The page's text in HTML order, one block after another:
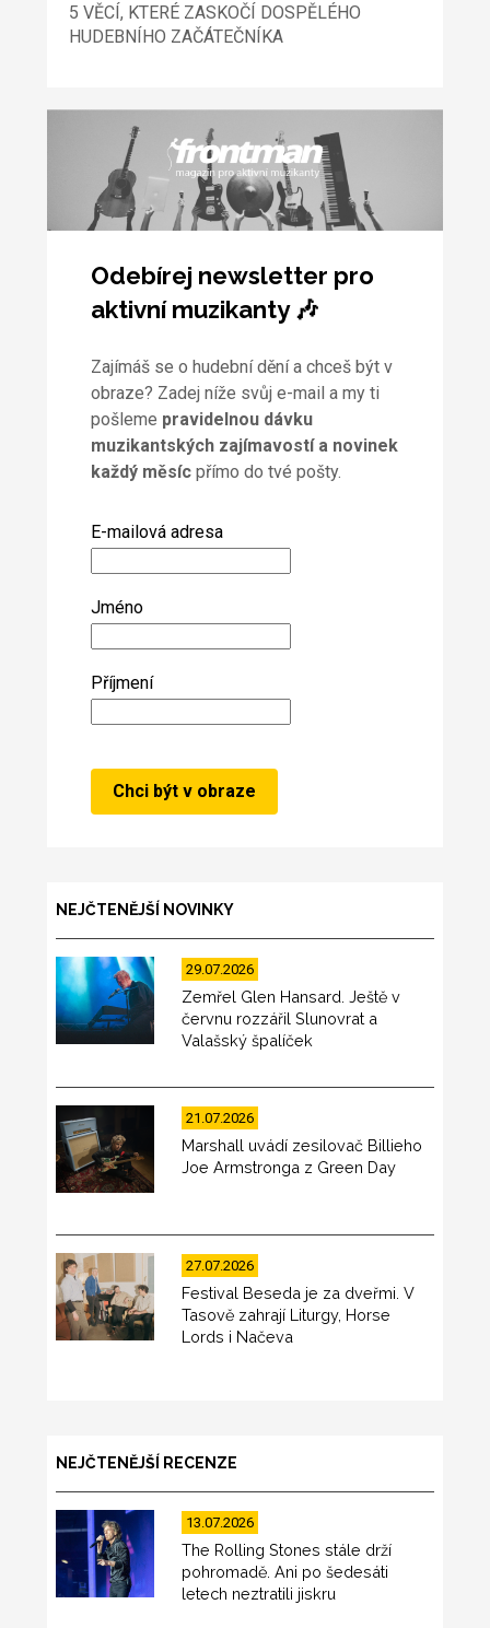
5 VĚCÍ, KTERÉ ZASKOČÍ DOSPĚLÉHO
HUDEBNÍHO ZAČÁTEČNÍKA
Odebírej newsletter pro
aktivní muzikanty 🎶
Zajímáš se o hudební dění a chceš být v
obraze? Zadej níže svůj e-mail a my ti
pošleme pravidelnou dávku
muzikantských zajímavostí a novinek
každý měsícpřímo do tvé pošty.
E-mailová adresa
Jméno
Příjmení
NEJČTENĚJŠÍ NOVINKY
29.07.2026
Zemřel Glen Hansard. Ještě v
červnu rozzářil Slunovrat a
Valašský špalíček
21.07.2026
Marshall uvádí zesilovač Billieho
Joe Armstronga z Green Day
27.07.2026
Festival Beseda je za dveřmi. V
Tasově zahrají Liturgy, Horse
Lords i Načeva
NEJČTENĚJŠÍ RECENZE
13.07.2026
The Rolling Stones stále drží
pohromadě. Ani po šedesáti
letech neztratili jiskru